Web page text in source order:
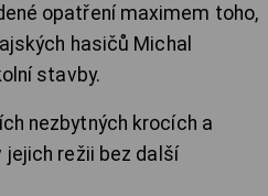
opatření maximem toho,
hasičů Michal
stavby.
nezbytných krocích a
jejich režii bez další